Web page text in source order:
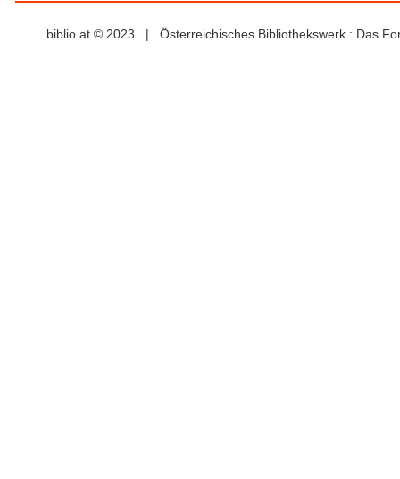
biblio.at © 2023 | Österreichisches Bibliothekswerk : Das